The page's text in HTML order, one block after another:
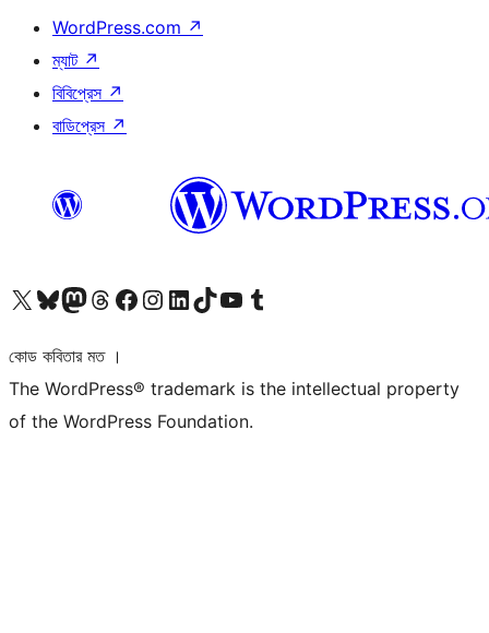
WordPress.com ↗
ম্যাট ↗
বিবিপ্রেস ↗
বাডিপ্রেস ↗
আমাদের X (আগের টুইটার) অ্যাকাউন্টে যানআমাদের Bluesky অ্যাকাউন্টটি দেখুনআমাদের মাস্টোডন অ্যাকাউন্টটি দেখুনআমাদের থ্রেডস অ্যাকাউন্টটি দেখুনআমাদের ফেসবুক পেজ দেখুনআমাদের ইন্সটাগ্রাম অ্যাকাউন্ট দেখুনআমাদের লিঙ্কডইন অ্যাকাউন্টে যানআমাদের TikTok অ্যাকাউন্টটি দেখুনআমাদের ইউটিউব চ্যানেলে যান আমাদের টাম্বলার অ্যাকাউন্ট দেখুন
কোড কবিতার মত ।
The WordPress® trademark is the intellectual property
of the WordPress Foundation.